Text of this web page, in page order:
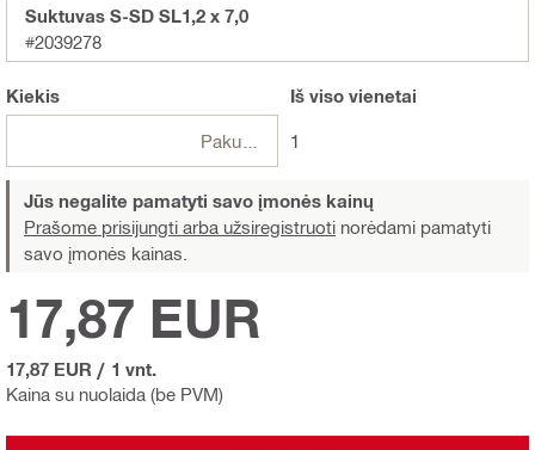
Suktuvas S-SD SL1,2 x 7,0
#2039278
Kiekis
Pakuotės
Iš visovienetai
1
Jūs negalite pamatyti savo įmonės kainų
Prašome prisijungti arba užsiregistruoti norėdami pamatyti
savo įmonės kainas.
Kaina su nuolaida (be PVM)
17,87 EUR
17,87 EUR / 1 vnt.